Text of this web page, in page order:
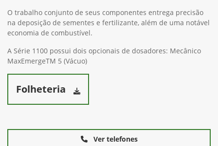
O trabalho conjunto de seus componentes entrega precisão
na deposição de sementes e fertilizante, além de uma notável
economia de combustível.
A Série 1100 possui dois opcionais de dosadores: Mecânico
MaxEmergeTM 5 (Vácuo)
Folheteria
Ver telefones